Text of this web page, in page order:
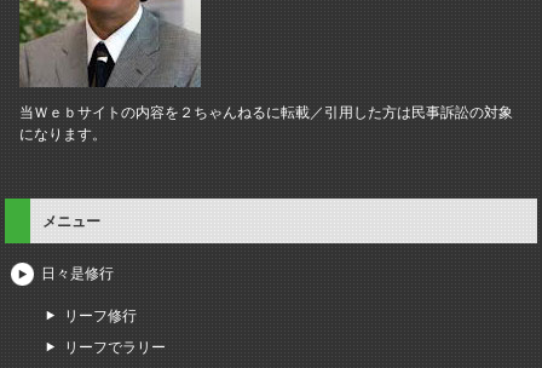
当Ｗｅｂサイトの内容を２ちゃんねるに転載／引用した方は民事訴訟の対象
になります。
メニュー
日々是修行
リーフ修行
リーフでラリー